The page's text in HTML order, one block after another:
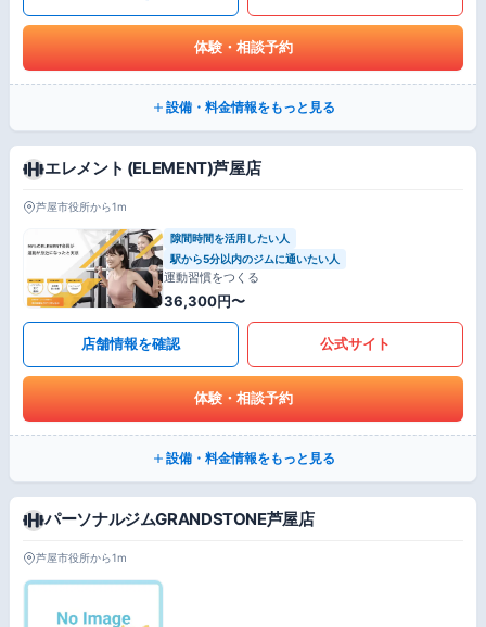
体験・相談予約
設備・料金情報をもっと見る
エレメント (ELEMENT)芦屋店
芦屋市役所から1m
隙間時間を活用したい人
駅から5分以内のジムに通いたい人
運動習慣をつくる
36,300円〜
店舗情報を確認 公式サイト
体験・相談予約
設備・料金情報をもっと見る
パーソナルジムGRANDSTONE芦屋店
芦屋市役所から1m